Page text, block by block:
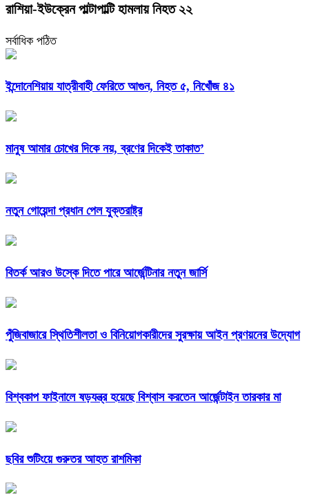
রাশিয়া-ইউক্রেন পাল্টাপাল্টি হামলায় নিহত ২২
সর্বাধিক পঠিত
ইন্দোনেশিয়ায় যাত্রীবাহী ফেরিতে আগুন, নিহত ৫, নিখোঁজ ৪১
মানুষ আমার চোখের দিকে নয়, ব্রণের দিকেই তাকাত’
নতুন গোয়েন্দা প্রধান পেল যুক্তরাষ্ট্র
বিতর্ক আরও উস্কে দিতে পারে আর্জেন্টিনার নতুন জার্সি
পুঁজিবাজারে স্থিতিশীলতা ও বিনিয়োগকারীদের সুরক্ষায় আইন প্রণয়নের উদ্যোগ
বিশ্বকাপ ফাইনালে ষড়যন্ত্র হয়েছে বিশ্বাস করতেন আর্জেন্টাইন তারকার মা
ছবির শুটিংয়ে গুরুতর আহত রাশমিকা